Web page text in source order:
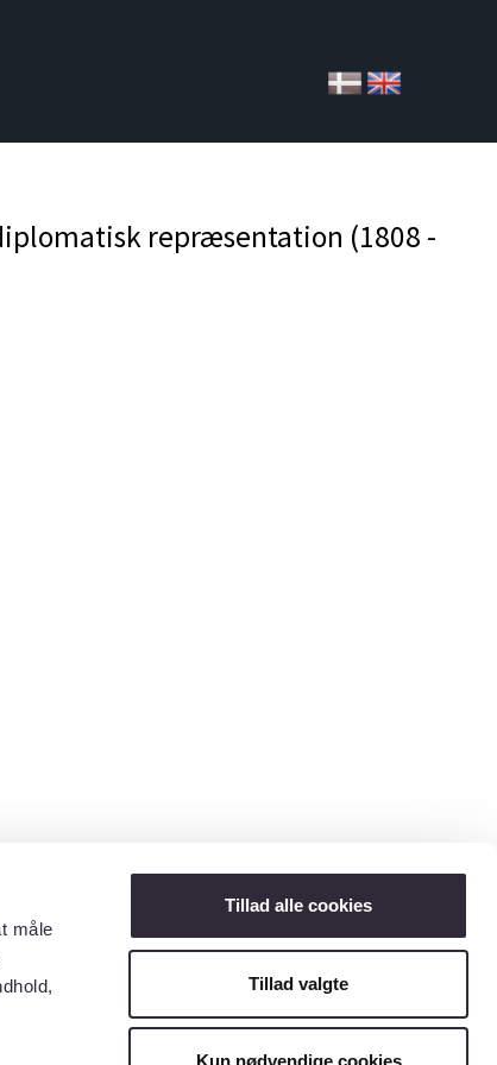
måle
Tillad alle cookies
Tillad valgte
Kun nødvendige cookies
repræsentation (1808 -